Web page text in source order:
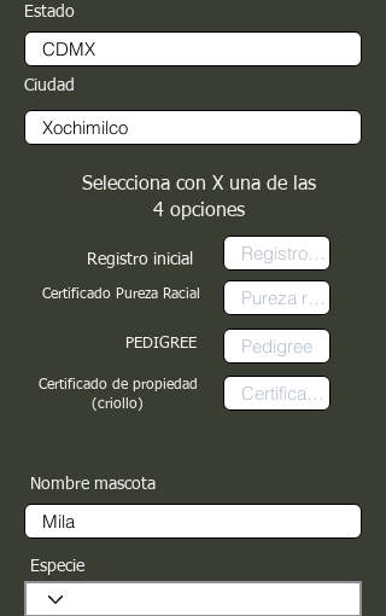
Estado
Ciudad
Registro inicial
Certificado Pureza Racial
PEDIGREE
Selecciona con X una de las
4 opciones
Certificado de propiedad
(criollo)
Nombre mascota
Especie